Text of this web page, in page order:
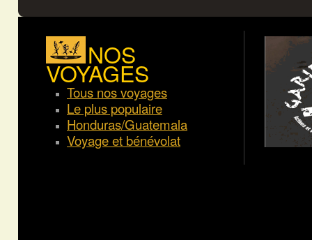
NOS
VOYAGES
Tous nos voyages
Le plus populaire
Honduras/Guatemala
Voyage et bénévolat